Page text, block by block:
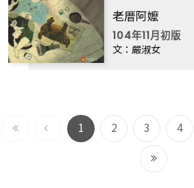
老厝阿嬤
104年11月初版
文：嚴淑女
到
第
1 頁 第
2頁 第
3 頁 第
4頁
到